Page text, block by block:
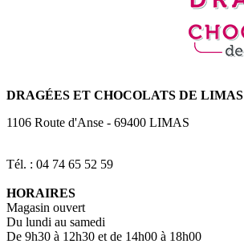
DRAGÉES ET CHOCOLATS DE LIMAS
1106 Route d'Anse - 69400 LIMAS
Tél. : 04 74 65 52 59
HORAIRES
Magasin ouvert
Du lundi au samedi
De 9h30 à 12h30 et de 14h00 à 18h00